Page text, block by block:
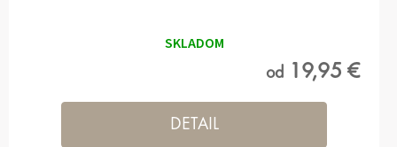
SKLADOM
od 19,95 €
DETAIL